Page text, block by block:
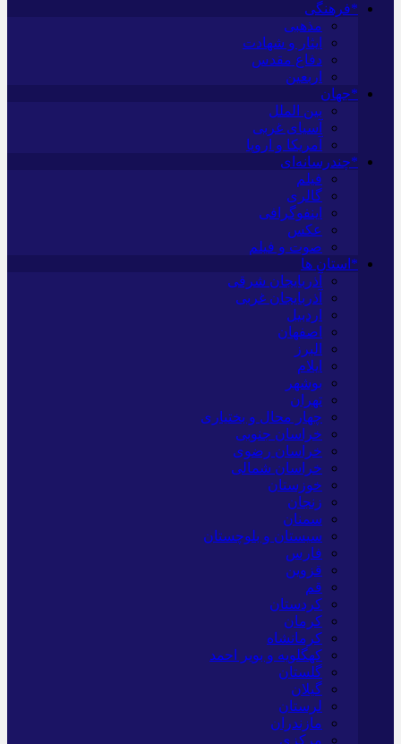
*فرهنگی
مذهبی
ایثار و شهادت
دفاع مقدس
اربعین
*جهان
بین الملل
آسیای غربی
آمریکا و اروپا
*چندرسانه‌ای
فیلم
گالری
اینفوگرافی
عکس
صوت و فیلم
*استان ها
آذربایجان شرقی
آذربایجان غربی
اردبیل
اصفهان
البرز
ایلام
بوشهر
تهران
چهار محال و بختیاری
خراسان جنوبی
خراسان رضوی
خراسان شمالی
خوزستان
زنجان
سمنان
سیستان و بلوچستان
فارس
قزوین
قم
کردستان
کرمان
کرمانشاه
کهگلویه و بویر احمد
گلستان
گیلان
لرستان
مازندران
مرکزی